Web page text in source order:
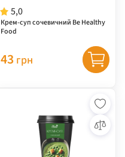
5,0
Крем-суп сочевичний Be Healthy
Food
43 грн